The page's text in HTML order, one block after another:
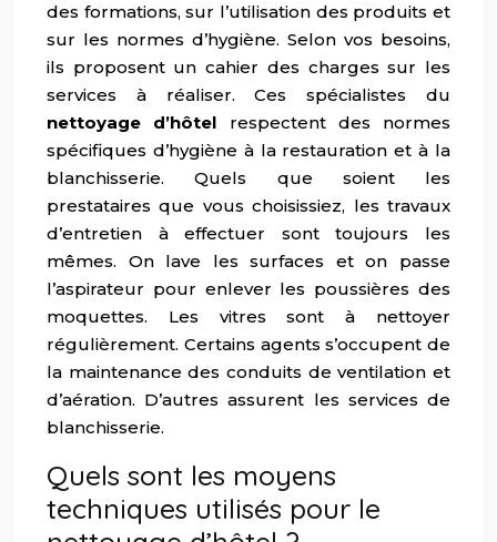
des formations, sur l’utilisation des produits et
sur les normes d’hygiène. Selon vos besoins,
ils proposent un cahier des charges sur les
services à réaliser. Ces spécialistes du
nettoyage d’hôtel respectent des normes
spécifiques d’hygiène à la restauration et à la
blanchisserie. Quels que soient les
prestataires que vous choisissiez, les travaux
d’entretien à effectuer sont toujours les
mêmes. On lave les surfaces et on passe
l’aspirateur pour enlever les poussières des
moquettes. Les vitres sont à nettoyer
régulièrement. Certains agents s’occupent de
la maintenance des conduits de ventilation et
d’aération. D’autres assurent les services de
blanchisserie.
Quels sont les moyens
techniques utilisés pour le